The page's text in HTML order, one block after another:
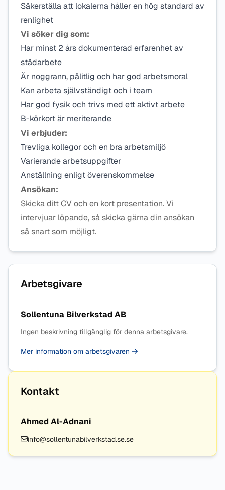
Säkerställa att lokalerna håller en hög standard av
renlighet
Vi söker dig som:
Har minst 2 års dokumenterad erfarenhet av
städarbete
Är noggrann, pålitlig och har god arbetsmoral
Kan arbeta självständigt och i team
Har god fysik och trivs med ett aktivt arbete
B-körkort är meriterande
Vi erbjuder:
Trevliga kollegor och en bra arbetsmiljö
Varierande arbetsuppgifter
Anställning enligt överenskommelse
Ansökan:
Skicka ditt CV och en kort presentation. Vi
intervjuar löpande, så skicka gärna din ansökan
så snart som möjligt.
Arbetsgivare
Sollentuna Bilverkstad AB
Ingen beskrivning tillgänglig för denna arbetsgivare.
Mer information om arbetsgivaren
Kontakt
Ahmed Al-Adnani
info@sollentunabilverkstad.se.se